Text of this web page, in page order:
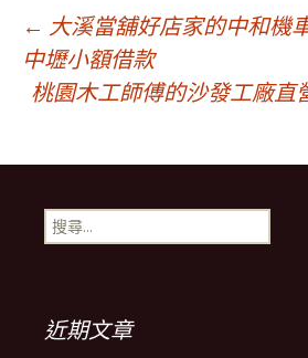
文
章
導
覽
列
← 大溪當舖好店家的中和機
中壢小額借款
桃園木工師傅的沙發工廠直
搜
尋
近期文章